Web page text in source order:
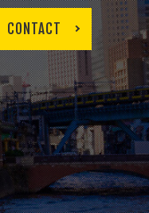
CONTACT